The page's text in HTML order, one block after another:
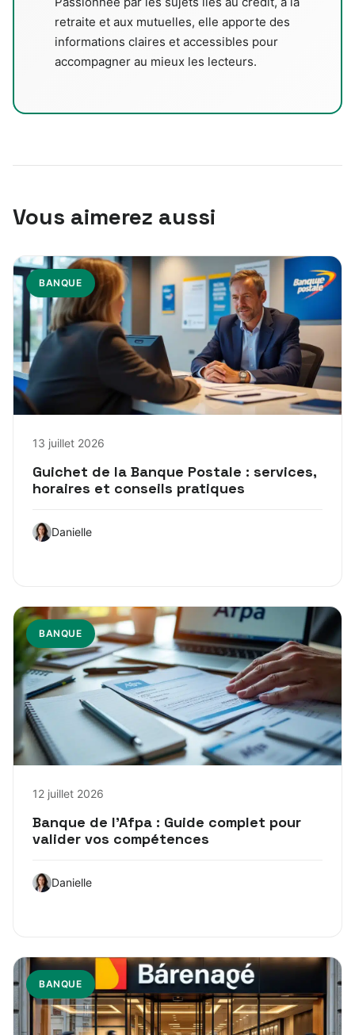
retraite et aux mutuelles, elle apporte des
informations claires et accessibles pour
accompagner au mieux les lecteurs.
Vous aimerez aussi
BANQUE
13 juillet 2026
Guichet de la Banque Postale : services,
horaires et conseils pratiques
Danielle
BANQUE
12 juillet 2026
Banque de l’Afpa : Guide complet pour
valider vos compétences
Danielle
BANQUE